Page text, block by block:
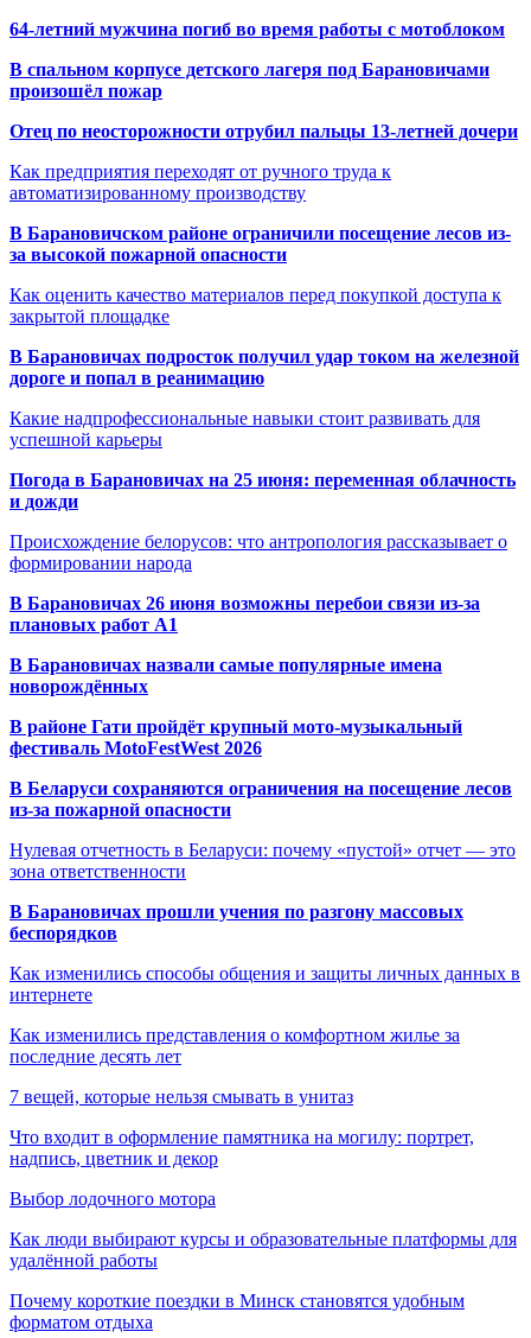
64-летний мужчина погиб во время работы с мотоблоком
В спальном корпусе детского лагеря под Барановичами
произошёл пожар
Отец по неосторожности отрубил пальцы 13-летней дочери
Как предприятия переходят от ручного труда к
автоматизированному производству
В Барановичском районе ограничили посещение лесов из-
за высокой пожарной опасности
Как оценить качество материалов перед покупкой доступа к
закрытой площадке
В Барановичах подросток получил удар током на железной
дороге и попал в реанимацию
Какие надпрофессиональные навыки стоит развивать для
успешной карьеры
Погода в Барановичах на 25 июня: переменная облачность
и дожди
Происхождение белорусов: что антропология рассказывает о
формировании народа
В Барановичах 26 июня возможны перебои связи из-за
плановых работ A1
В Барановичах назвали самые популярные имена
новорождённых
В районе Гати пройдёт крупный мото-музыкальный
фестиваль MotoFestWest 2026
В Беларуси сохраняются ограничения на посещение лесов
из-за пожарной опасности
Нулевая отчетность в Беларуси: почему «пустой» отчет — это
зона ответственности
В Барановичах прошли учения по разгону массовых
беспорядков
Как изменились способы общения и защиты личных данных в
интернете
Как изменились представления о комфортном жилье за
последние десять лет
7 вещей, которые нельзя смывать в унитаз
Что входит в оформление памятника на могилу: портрет,
надпись, цветник и декор
Выбор лодочного мотора
Как люди выбирают курсы и образовательные платформы для
удалённой работы
Почему короткие поездки в Минск становятся удобным
форматом отдыха